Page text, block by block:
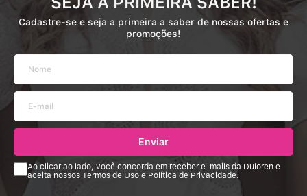
Cadastre-se e seja a primeira a saber de nossas ofertas e
promoções!
Enviar
Ao clicar ao lado, você concorda em receber e-mails da Duloren e
aceita nossos Termos de Uso e Política de Privacidade.